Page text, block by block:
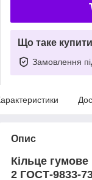
Що таке
Замовлення
Опис
Кільце гумове
2 ГОСТ-9833-